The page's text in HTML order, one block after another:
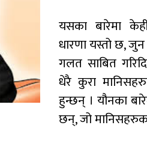
यसका बारेमा
धारणा यस्तो छ,
गलत साबित
धेरै कुरा
हुन्छन् । यौनका
छन्, जो